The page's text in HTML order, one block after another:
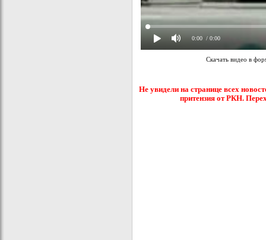
0:00 / 0:00
Скачать видео в
Не увидели на странице всех
притензия от РКН.